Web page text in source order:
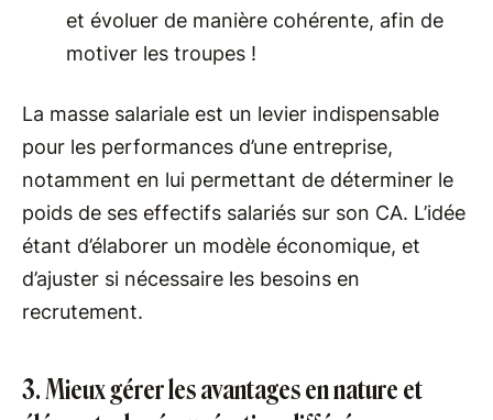
et évoluer de manière cohérente, afin de
motiver les troupes !
La masse salariale est un levier indispensable
pour les performances d’une entreprise,
notamment en lui permettant de déterminer le
poids de ses effectifs salariés sur son CA. L’idée
étant d’élaborer un modèle économique, et
d’ajuster si nécessaire les besoins en
recrutement.
3. Mieux gérer les avantages en nature et